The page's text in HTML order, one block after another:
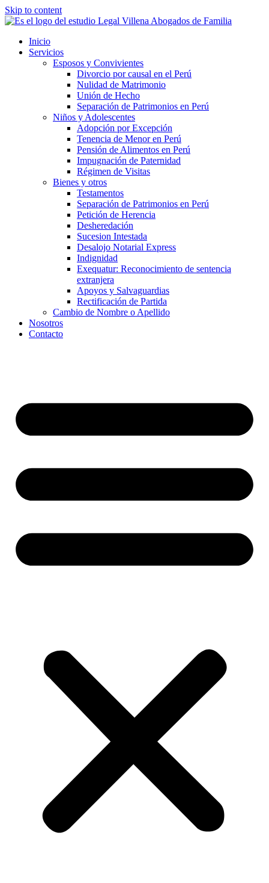
Skip to content
Inicio
Servicios
Esposos y Convivientes
Divorcio por causal en el Perú
Nulidad de Matrimonio
Unión de Hecho
Separación de Patrimonios en Perú
Niños y Adolescentes
Adopción por Excepción
Tenencia de Menor en Perú
Pensión de Alimentos en Perú
Impugnación de Paternidad
Régimen de Visitas
Bienes y otros
Testamentos
Separación de Patrimonios en Perú
Petición de Herencia
Desheredación
Sucesion Intestada
Desalojo Notarial Express
Indignidad
Exequatur: Reconocimiento de sentencia
extranjera
Apoyos y Salvaguardias
Rectificación de Partida
Cambio de Nombre o Apellido
Nosotros
Contacto